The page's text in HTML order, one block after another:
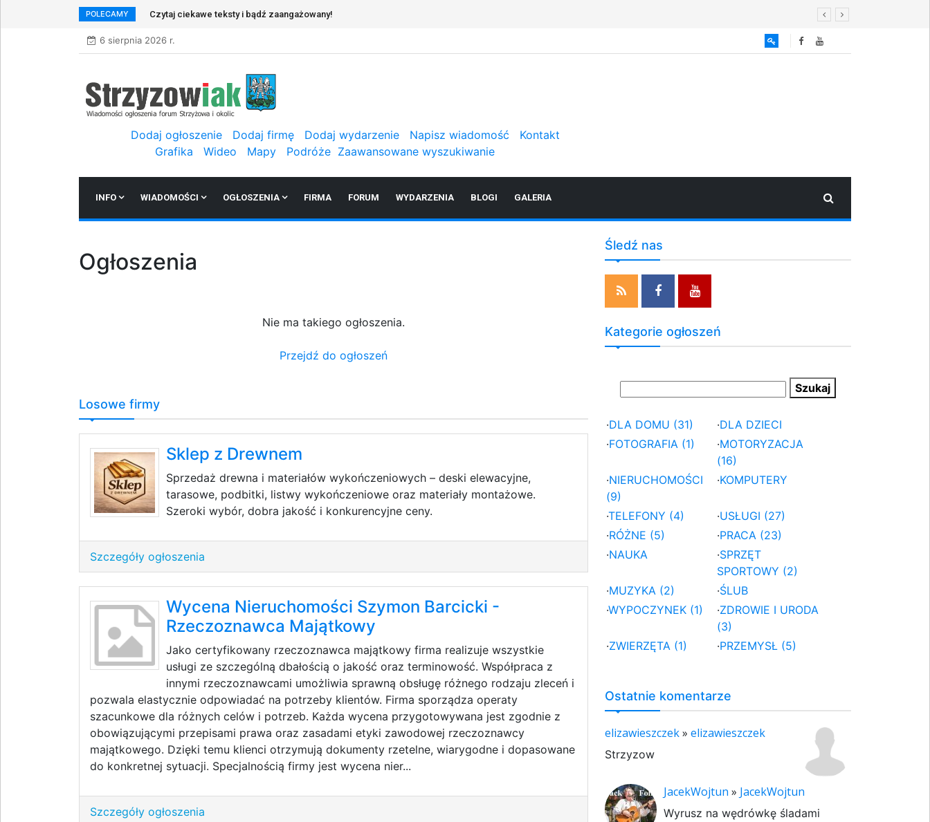
POLECAMY Czytaj ciekawe teksty i bądź zaangażowany!
6 sierpnia 2026 r.
Dodaj ogłoszenie Dodaj firmę Dodaj wydarzenie Napisz wiadomość
Kontakt
Grafika
Wideo Mapy Podróże Zaawansowane wyszukiwanie
INFO WIADOMOŚCI OGŁOSZENIA FIRMA FORUM WYDARZENIA BLOGI GALERIA
Ogłoszenia
Nie ma takiego ogłoszenia.
Przejdź do ogłoszeń
Losowe firmy
Sklep z Drewnem
Sprzedaż drewna i materiałów wykończeniowych – deski elewacyjne,
tarasowe, podbitki, listwy wykończeniowe oraz materiały montażowe.
Szeroki wybór, dobra jakość i konkurencyjne ceny.
Szczegóły ogłoszenia
Wycena Nieruchomości Szymon Barcicki -
Rzeczoznawca Majątkowy
Jako certyfikowany rzeczoznawca majątkowy firma realizuje wszystkie
usługi ze szczególną dbałością o jakość oraz terminowość. Współpraca z
innymi rzeczoznawcami umożliwia sprawną obsługę różnego rodzaju zleceń i
pozwala elastycznie odpowiadać na potrzeby klientów. Firma sporządza operaty
szacunkowe dla różnych celów i potrzeb. Każda wycena przygotowywana jest zgodnie z
obowiązującymi przepisami prawa oraz zasadami etyki zawodowej rzeczoznawcy
majątkowego. Dzięki temu klienci otrzymują dokumenty rzetelne, wiarygodne i dopasowane
do konkretnej sytuacji. Specjalnością firmy jest wycena nier...
Szczegóły ogłoszenia
Śledź nas
Kategorie ogłoszeń
·DLA DOMU (31) ·DLA DZIECI
·FOTOGRAFIA (1) ·MOTORYZACJA
(16)
·NIERUCHOMOŚCI
(9)
·KOMPUTERY
·TELEFONY (4) ·USŁUGI (27)
·RÓŻNE (5) ·PRACA (23)
·NAUKA ·SPRZĘT
SPORTOWY (2)
·MUZYKA (2) ·ŚLUB
·WYPOCZYNEK (1) ·ZDROWIE I URODA
(3)
·ZWIERZĘTA (1) ·PRZEMYSŁ (5)
Ostatnie komentarze
elizawieszczek» elizawieszczek
Strzyzow
JacekWojtun » JacekWojtun
Wyrusz na wędrówkę śladami